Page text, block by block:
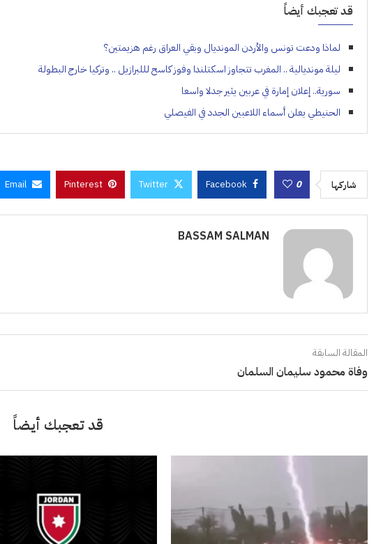
قد تعجبك أيضاً
لماذا ودعت تونس والأردن المونديال وبقي العراق رغم هزيمتين؟
ليلة مونديالية .. المغرب تتجاوز اسكتلندا وفوز كاسح لللبرازيل .. وتركيا خارج البطولة
سورية.. إعلان إمارة في عربين يثير جدلا واسعا
الحنيطي يعلن أسماء اللاعبين الجدد في الفيصلي
شاركها 0
Facebook
Twitter
Pinterest
Email
BASSAM SALMAN
المقالة السابقة
وفاة محمود سليمان السلمان
قد تعجبك أيضاً